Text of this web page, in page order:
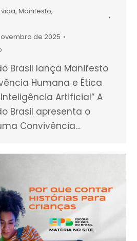
, Manifesto,
de 2025
Brasil lança Manifesto
Humana e Ética
Artificial” A
Brasil apresenta o
Convivência…